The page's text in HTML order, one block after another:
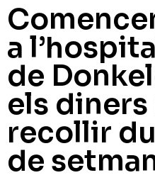
a
de
els diners
recollir
de